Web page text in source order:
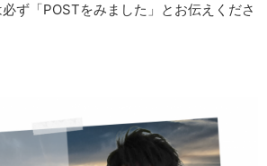
ず「POSTをみました」とお伝えくださ